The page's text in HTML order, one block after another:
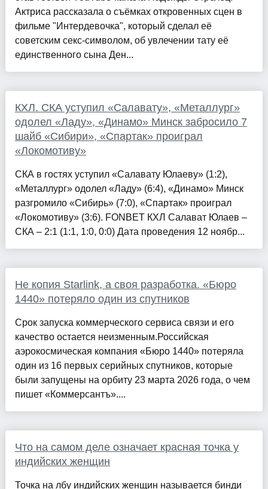
Актриса рассказала о съёмках откровенных сцен в
фильме "Интердевочка", который сделал её
советским секс-символом, об увлечении тату её
единственного сына Ден...
КХЛ. СКА уступил «Салавату», «Металлург»
одолел «Ладу», «Динамо» Минск забросило 7
шайб «Сибири», «Спартак» проиграл
«Локомотиву»
СКА в гостях уступил «Салавату Юлаеву» (1:2),
«Металлург» одолел «Ладу» (6:4), «Динамо» Минск
разгромило «Сибирь» (7:0), «Спартак» проиграл
«Локомотиву» (3:6). FONBET КХЛ Салават Юлаев –
СКА – 2:1 (1:1, 1:0, 0:0) Дата проведения 12 ноябр...
Не копия Starlink, а своя разработка. «Бюро
1440» потеряло один из спутников
Срок запуска коммерческого сервиса связи и его
качество остается неизменным.Российская
аэрокосмическая компания «Бюро 1440» потеряла
один из 16 первых серийных спутников, которые
были запущены на орбиту 23 марта 2026 года, о чем
пишет «Коммерсантъ»....
Что на самом деле означает красная точка у
индийских женщин
Точка на лбу индийских женщин называется бинди